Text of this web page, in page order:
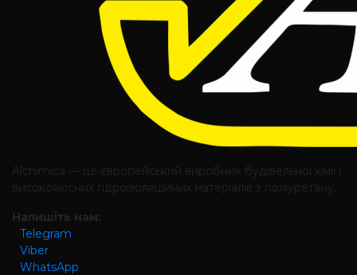
Alchimica — це європейський виробник будівельної хімії і
високоякісних гідроізоляційних матеріалів з поліуретану.
Напишіть нам:
Telegram
Viber
WhatsApp